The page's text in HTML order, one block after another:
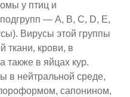
у птиц и
— A, B, C, D, E,
Вирусы этой группы
ткани, крови, в
также в яйцах кур.
в нейтральной среде,
сапонином,